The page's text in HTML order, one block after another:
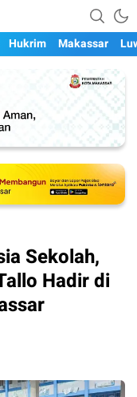
Hukrim Makassar
Sekolah,
Hadir di